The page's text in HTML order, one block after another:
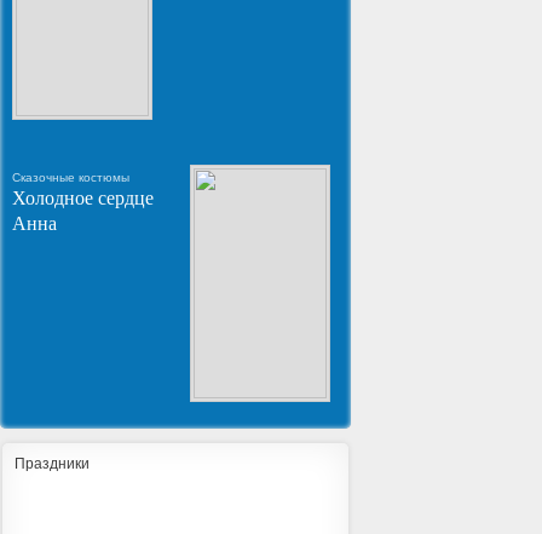
Сказочные костюмы
Холодное сердце
Анна
Праздники